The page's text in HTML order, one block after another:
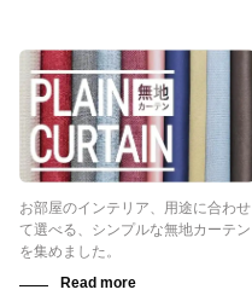
お部屋のインテリア、用途に合わせ
て選べる、シンプルな無地カーテン
を集めました。